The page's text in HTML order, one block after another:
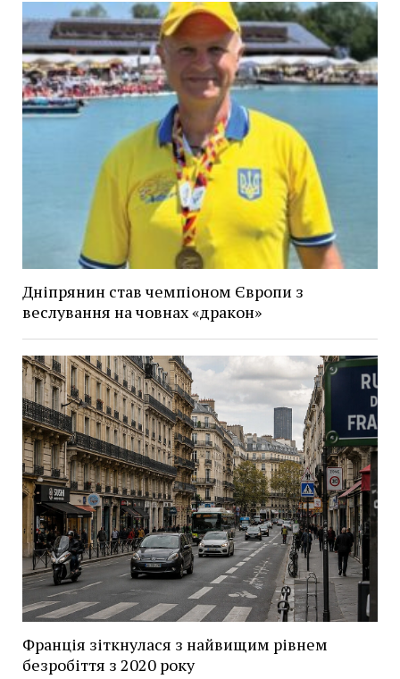
Дніпрянин став чемпіоном Європи з
веслування на човнах «дракон»
Франція зіткнулася з найвищим рівнем
безробіття з 2020 року